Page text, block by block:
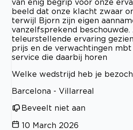
van enig begrip voor onze
beeld dat onze klacht zwaar
terwijl Bjorn zijn eigen
vanzelfsprekend
teleurstellende ervaring
prijs en de verwachtingen
service die daarbij horen
Welke wedstrijd heb je
Barcelona - Villarreal
Beveelt niet aan
10 March 2026